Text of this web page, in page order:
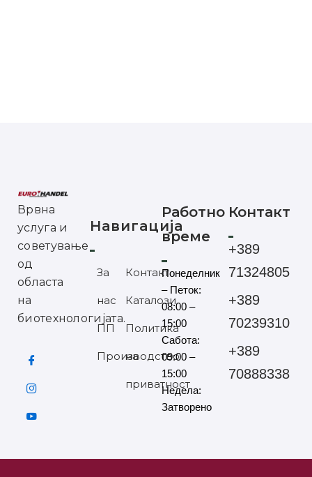
Врвна
услуга и
советување
од
областа
на
биотехнологијата.
Навигација
За
нас
ПП
Производство
Контакт
Каталози
Политика
на
приватност
Работно
време
Понеделник
– Петок:
08:00 –
15:00
Сабота:
09:00 –
15:00
Недела:
Затворено
Контакт
+389
71324805
+389
70239310
+389
70888338